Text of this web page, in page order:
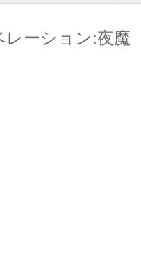
レーション:夜魔